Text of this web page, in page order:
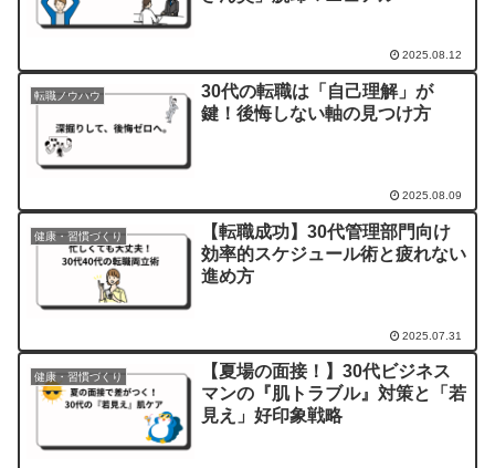
2025.08.12
転職ノウハウ
30代の転職は「自己理解」が
鍵！後悔しない軸の見つけ方
2025.08.09
健康・習慣づくり
【転職成功】30代管理部門向け
効率的スケジュール術と疲れない
進め方
2025.07.31
健康・習慣づくり
【夏場の面接！】30代ビジネス
マンの『肌トラブル』対策と「若
見え」好印象戦略